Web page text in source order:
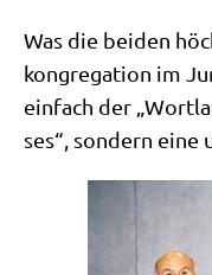
Was die bei­den
kon­gre­ga­ti­on im
ein­fach der
ses“, son­dern